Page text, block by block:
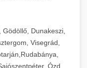
Dunakeszi,
Visegrád,
Ózd,